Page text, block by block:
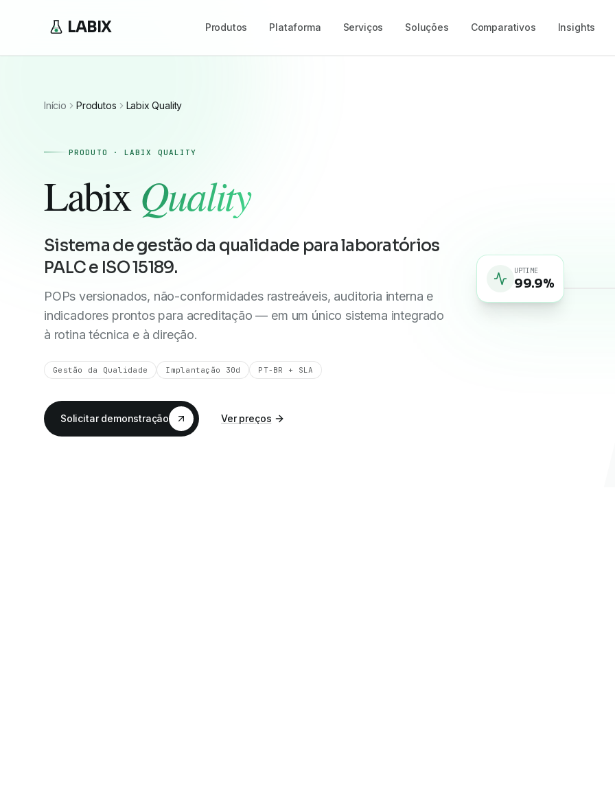
LABIX Produtos Plataforma Serviços Soluções Comparativos Insights
Início Produtos Labix Quality
PRODUTO · LABIX QUALITY
Labix Quality
Sistema de gestão da qualidade para laboratórios
PALC e ISO 15189.
POPs versionados, não-conformidades rastreáveis, auditoria interna e
indicadores prontos para acreditação — em um único sistema integrado
à rotina técnica e à direção.
Gestão da Qualidade Implantação 30d PT-BR + SLA
Solicitar demonstração Ver preços
UPTIME
99.9%